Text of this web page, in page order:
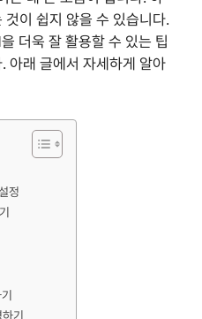
이 쉽지 않을 수 있습니다.
더욱 잘 활용할 수 있는 팁
아래 글에서 자세하게 알아
정
기